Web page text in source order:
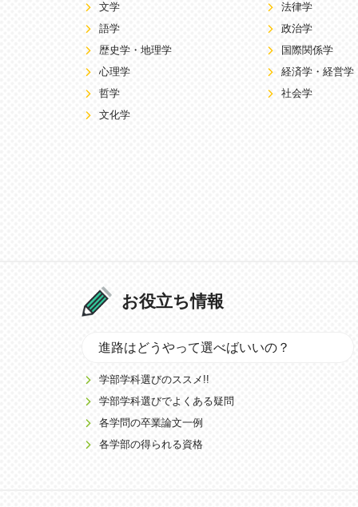
文学
語学
歴史学・地理学
心理学
哲学
文化学
法律学
政治学
国際関係学
経済学・経営学
社会学
お役立ち情報
進路はどうやって選べばいいの？
学部学科選びのススメ!!
学部学科選びでよくある疑問
各学問の卒業論文一例
各学部の得られる資格